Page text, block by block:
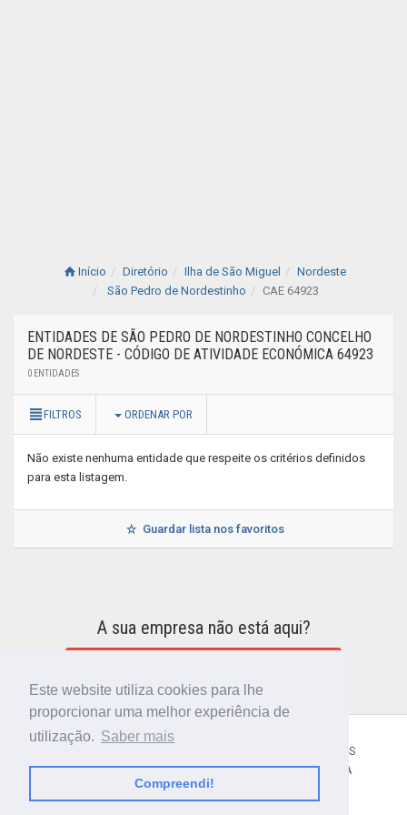
Este website utiliza cookies para lhe
proporcionar uma melhor experiência de
utilização. Saber mais
Compreendi!
Início Diretório Ilha de São Miguel
Nordeste
São Pedro de Nordestinho
CAE 64923
ENTIDADES DE SÃO PEDRO DE NORDESTINHO CONCELHO
DE NORDESTE - CÓDIGO DE ATIVIDADE ECONÓMICA 64923
0 ENTIDADES
FILTROS ORDENAR POR
Não existe nenhuma entidade que respeite os critérios definidos
para esta listagem.
Guardar lista nos favoritos
A sua empresa não está aqui?
TERMOS E CONDIÇÕES
POLÍTICA DE PRIVACIDADE
CONTACTOS AJUDA